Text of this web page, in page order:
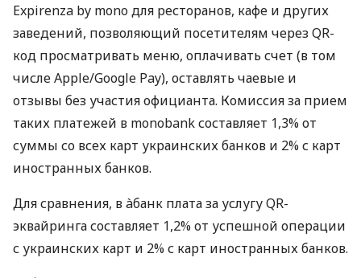
Expirenza by mono для ресторанов, кафе и других
заведений, позволяющий посетителям через QR-
код просматривать меню, оплачивать счет (в том
числе Apple/Google Pay), оставлять чаевые и
отзывы без участия официанта. Комиссия за прием
таких платежей в monobank составляет 1,3% от
суммы со всех карт украинских банков и 2% с карт
иностранных банков.
Для сравнения, в àбанк плата за услугу QR-
эквайринга составляет 1,2% от успешной операции
с украинских карт и 2% с карт иностранных банков.